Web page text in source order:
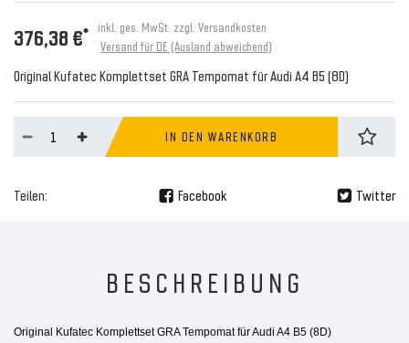
376,38 €* inkl. ges. MwSt. zzgl. Versandkosten
Versand für DE (Ausland abweichend)
Original Kufatec Komplettset GRA Tempomat für Audi A4 B5 (8D)
IN DEN WARENKORB
Teilen: Facebook Twitter
BESCHREIBUNG
Original Kufatec Komplettset GRA Tempomat für Audi A4 B5 (8D)